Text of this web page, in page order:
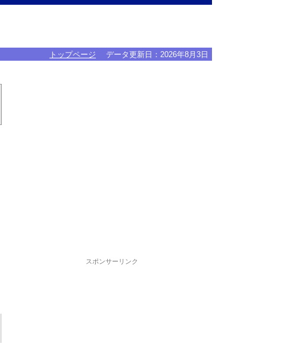
トップページ データ更新日： 2026年8月3日
スポンサーリンク